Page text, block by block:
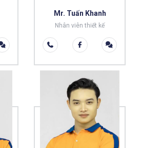
Mr. Tuấn Khanh
Nhân viên thiết kế